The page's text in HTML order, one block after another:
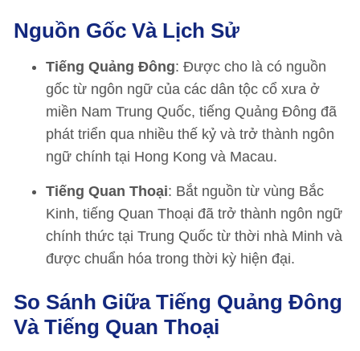
Nguồn Gốc Và Lịch Sử
Tiếng Quảng Đông: Được cho là có nguồn
gốc từ ngôn ngữ của các dân tộc cổ xưa ở
miền Nam Trung Quốc, tiếng Quảng Đông đã
phát triển qua nhiều thế kỷ và trở thành ngôn
ngữ chính tại Hong Kong và Macau.
Tiếng Quan Thoại: Bắt nguồn từ vùng Bắc
Kinh, tiếng Quan Thoại đã trở thành ngôn ngữ
chính thức tại Trung Quốc từ thời nhà Minh và
được chuẩn hóa trong thời kỳ hiện đại.
So Sánh Giữa Tiếng Quảng Đông
Và Tiếng Quan Thoại